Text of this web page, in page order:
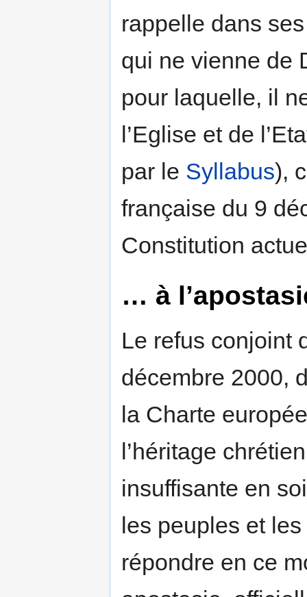
rappelle dans
qui ne vienne de
pour laquelle, il
l’Eglise et de
par le Syllabus),
française du 9
Constitution
… à
Le refus conjoint
décembre 2000,
la Charte
l’héritage
insuffisante en
les peuples et
répondre en ce